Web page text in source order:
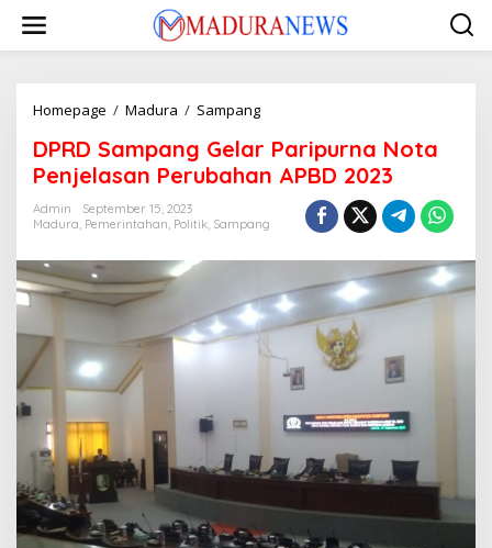
konten
Homepage / Madura / SampangDPRD
Gelar
Paripurna
Nota
Penjelasan
Perubahan
2023
DPRD Sampang Gelar Paripurna Nota
Penjelasan Perubahan APBD 2023
Admin
September 15, 2023
Madura, Pemerintahan, Politik, Sampang